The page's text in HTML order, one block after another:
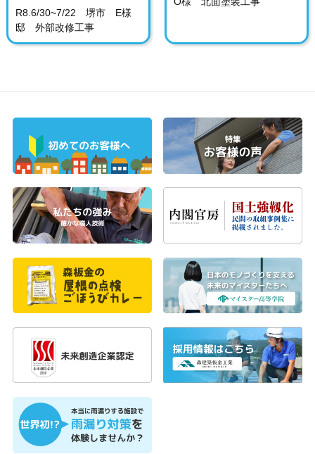
R8.6/30~7/22 堺市 E様
邸 外部改修工事